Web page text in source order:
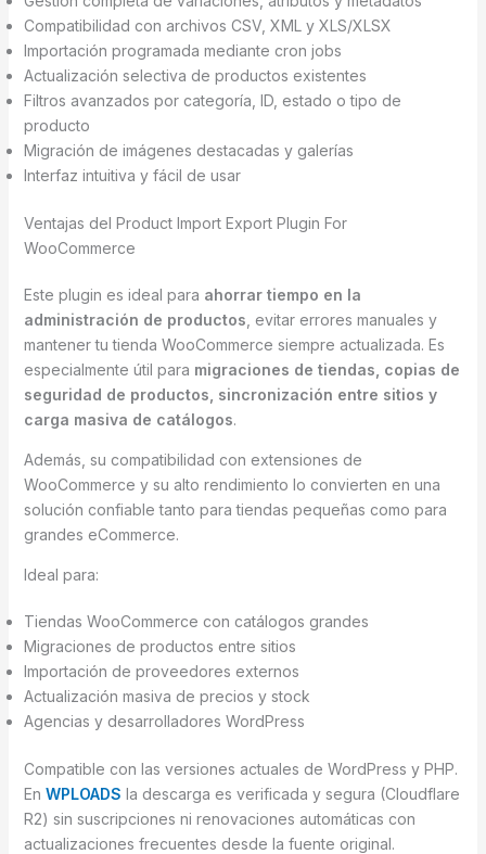
Compatibilidad con archivos CSV, XML y XLS/XLSX
Importación programada mediante cron jobs
Actualización selectiva de productos existentes
Filtros avanzados por categoría, ID, estado o tipo de
producto
Migración de imágenes destacadas y galerías
Interfaz intuitiva y fácil de usar
Ventajas del Product Import Export Plugin For
WooCommerce
Este plugin es ideal para ahorrar tiempo en la
administración de productos , evitar errores manuales y
mantener tu tienda WooCommerce siempre actualizada. Es
especialmente útil para migraciones de tiendas, copias de
seguridad de productos, sincronización entre sitios y
carga masiva de catálogos.
Además, su compatibilidad con extensiones de
WooCommerce y su alto rendimiento lo convierten en una
solución confiable tanto para tiendas pequeñas como para
grandes eCommerce.
Ideal para:
Tiendas WooCommerce con catálogos grandes
Migraciones de productos entre sitios
Importación de proveedores externos
Actualización masiva de precios y stock
Agencias y desarrolladores WordPress
Compatible con las versiones actuales de WordPress y PHP.
En WPLOADS la descarga es verificada y segura (Cloudflare
R2) sin suscripciones ni renovaciones automáticas con
actualizaciones frecuentes desde la fuente original.